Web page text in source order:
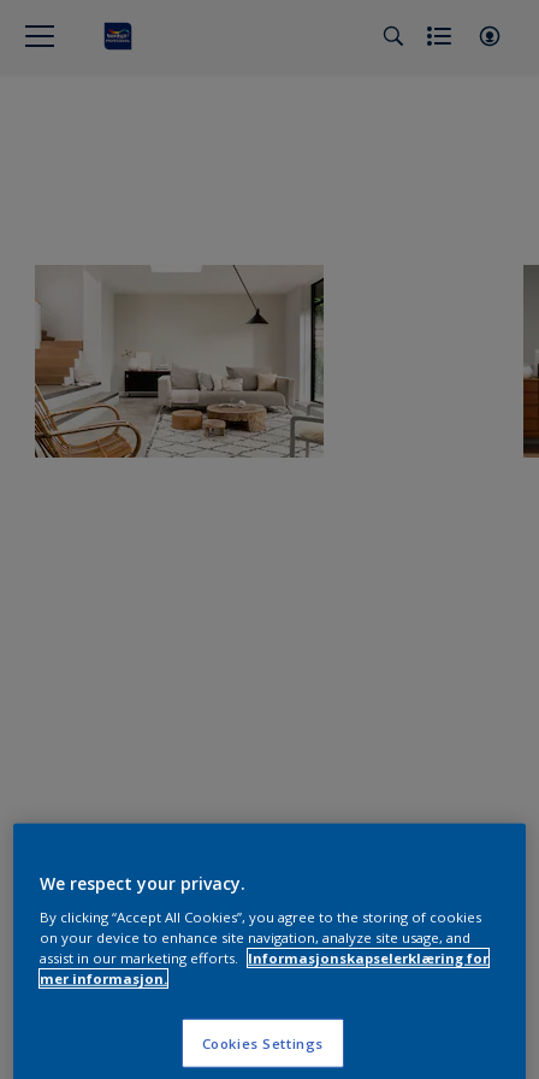
We respect your privacy.
By clicking “Accept All Cookies”, you agree to the storing of cookies
on your device to enhance site navigation, analyze site usage, and
assist in our marketing efforts.
Informasjonskapselerklæring for
mer informasjon.
Cookies Settings